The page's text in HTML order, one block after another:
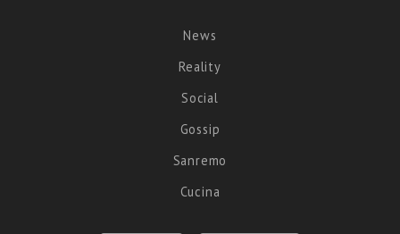
News
Reality
Social
Gossip
Sanremo
Cucina